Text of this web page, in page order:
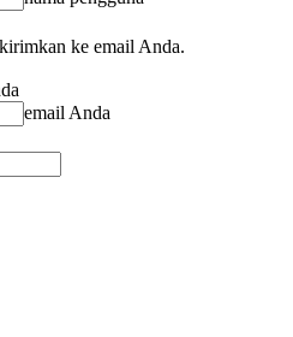
ke email Anda.
email Anda